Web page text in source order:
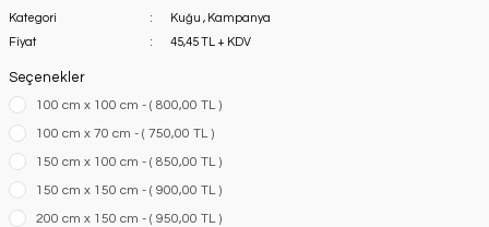
Kategori Kuğu , Kampanya
Fiyat
45,45 TL + KDV
Seçenekler
100 cm x 100 cm - ( 800,00 TL )
100 cm x 70 cm - ( 750,00 TL )
150 cm x 100 cm - ( 850,00 TL )
150 cm x 150 cm - ( 900,00 TL )
200 cm x 150 cm - ( 950,00 TL )